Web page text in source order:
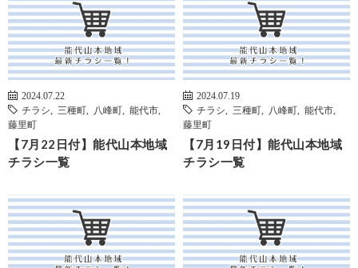
2024.07.22
チラシ
三種町 八峰町 能代市
藤里町
【7月22日付】能代山本地域
チラシ一覧
2024.07.19
チラシ
三種町 八峰町 能代市
藤里町
【7月19日付】能代山本地域
チラシ一覧